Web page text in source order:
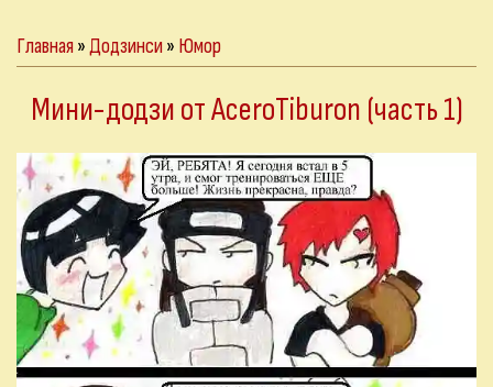
Главная»Додзинси» Юмор
Мини-додзи от AceroTiburon (часть 1)